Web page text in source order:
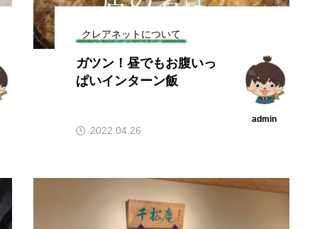
クレアネットについて
ガツン！昼でもお腹いっ
ぱいインターン飯
admin
2022.04.26